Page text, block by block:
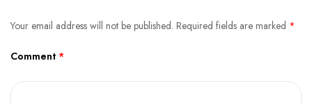
Your email address will not be published. Required fields are marked *
Comment *